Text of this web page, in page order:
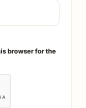
browser for the